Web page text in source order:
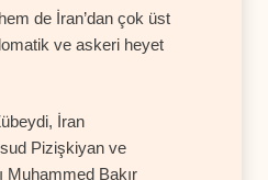
de İran’dan çok üst
ve askeri heyet
İran
Pizişkiyan ve
Muhammed Bakır